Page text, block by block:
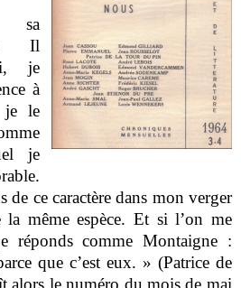
sa
Il
je
à
je le
je
de ce caractère dans mon verger
même espèce. Et si l’on me
réponds comme Montaigne :
que c’est eux. » (Patrice de
alors le numéro du mois de mai